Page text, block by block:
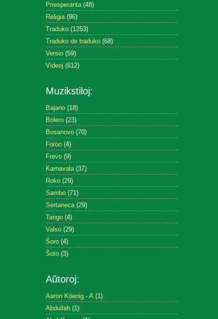
Priesperanta (48)
Religia (96)
Traduko (1253)
Traduko de traduko (68)
Versio (59)
Videoj (612)
Muzikstiloj:
Bajano (18)
Bolero (23)
Bosanovo (70)
Foroo (4)
Frevo (9)
Karnavala (37)
Roko (29)
Sambo (71)
Sertaneca (29)
Tango (4)
Valso (29)
Ŝoro (4)
Ŝoto (3)
Aŭtoroj:
Aaron Köenig - A (1)
Abdullah (1)